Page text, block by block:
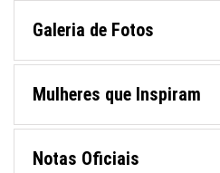
Galeria de Fotos
Mulheres que Inspiram
Notas Oficiais